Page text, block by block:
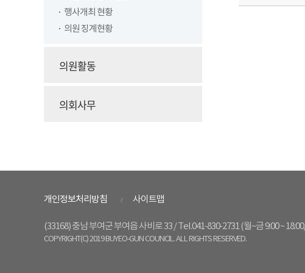
행사개최 현황
의원 징계현황
의원활동
의회사무
개인정보처리방침 사이트맵
(33168) 충남 부여군 부여읍 사비로 33/ Tel.041-830-2731 (월~금 9:00 ~
COPYRIGHT(C) 2019 BUYEO-GUN COUNCIL. ALL RIGHTS RESERVED.